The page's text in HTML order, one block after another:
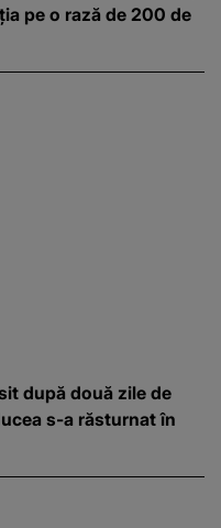
pe o rază de 200 de
după două zile de
s-a răsturnat în